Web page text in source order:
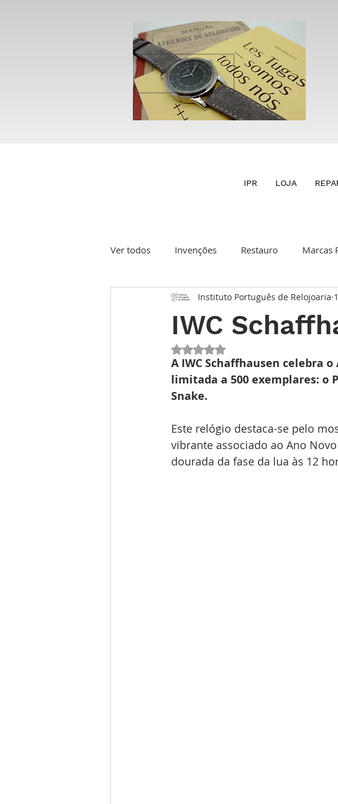
IPR LOJA
Ver todos Invenções Restauro Marcas
Entrevista Destaque Principal
Conhecimento Relojoeiro
TEMPO FUTURO
IWC
Instituto Português de Relojoaria
Avaliado com NaN de 5 estrelas.
A IWC Schaffhausen celebra
limitada a 500 exemplares: o
Snake.
Este relógio destaca-se pelo
vibrante associado ao Ano
dourada da fase da lua às 12